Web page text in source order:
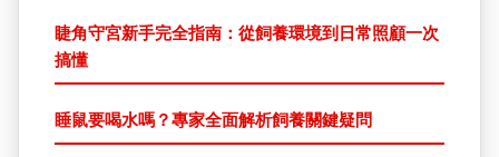
睫角守宮新手完全指南：從飼養環境到日常照顧一次
搞懂
睡鼠要喝水嗎？專家全面解析飼養關鍵疑問